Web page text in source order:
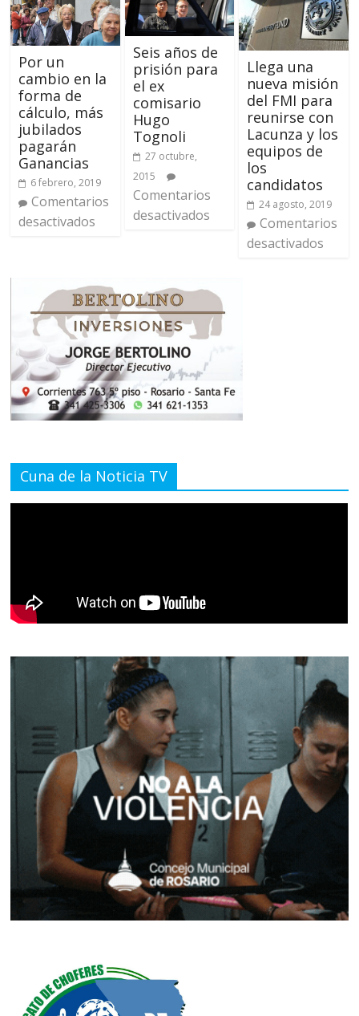
Por un
cambio en la
forma de
cálculo, más
jubilados
pagarán
Ganancias
6 febrero, 2019
Comentarios
desactivados
Seis años de
prisión para
el ex
comisario
Hugo
Tognoli
27 octubre,
2015
Comentarios
desactivados
Llega una
nueva misión
del FMI para
reunirse con
Lacunza y los
equipos de
los
candidatos
24 agosto, 2019
Comentarios
desactivados
Cuna de la Noticia TV